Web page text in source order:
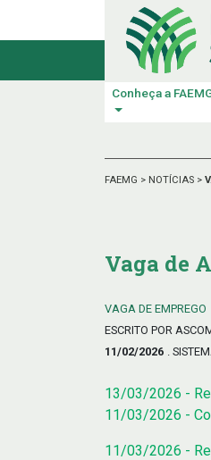
Conheça a
FAEMG > NOTÍCIAS >
Vaga de
VAGA DE EMPREGO
ESCRITO POR
11/02/2026
.
13/03/2026 -
11/03/2026 -
11/03/2026 -